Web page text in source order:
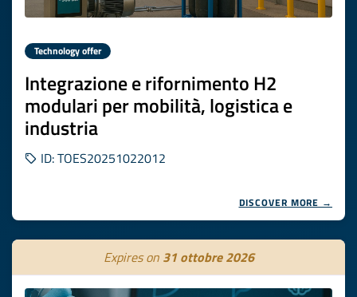
Technology offer
Integrazione e rifornimento H2
modulari per mobilità, logistica e
industria
ID: TOES20251022012
DISCOVER MORE →
Expires on 31 ottobre 2026